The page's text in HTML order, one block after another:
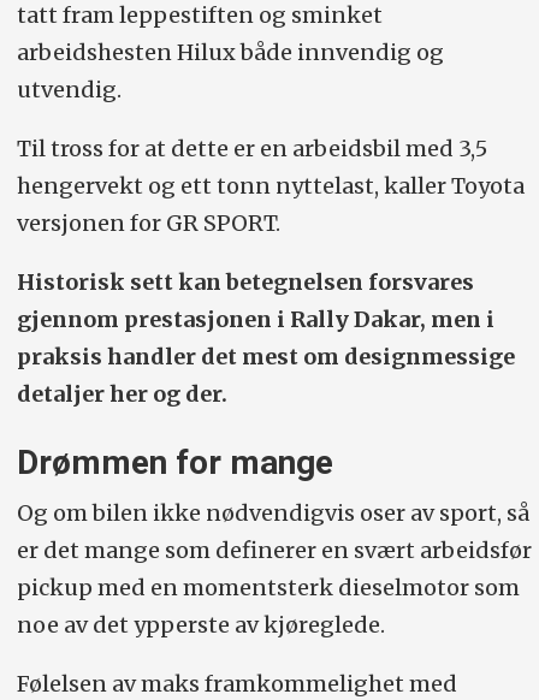
tatt fram leppestiften og sminket
arbeidshesten Hilux både innvendig og
utvendig.
Til tross for at dette er en arbeidsbil med 3,5
hengervekt og ett tonn nyttelast, kaller Toyota
versjonen for GR SPORT.
Historisk sett kan betegnelsen forsvares
gjennom prestasjonen i Rally Dakar, men i
praksis handler det mest om designmessige
detaljer her og der.
Drømmen for mange
Og om bilen ikke nødvendigvis oser av sport, så
er det mange som definerer en svært arbeidsfør
pickup med en momentsterk dieselmotor som
noe av det ypperste av kjøreglede.
Følelsen av maks framkommelighet med